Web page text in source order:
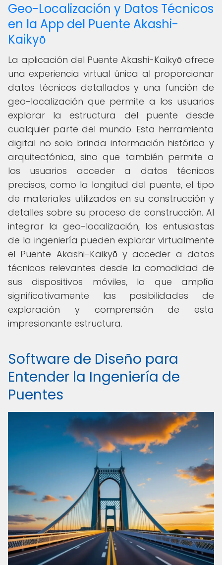
Geo-Localización y Datos Técnicos
en la App del Puente Akashi-
Kaikyō
La aplicación del Puente Akashi-Kaikyō ofrece
una experiencia virtual única al proporcionar
datos técnicos detallados y una función de
geo-localización que permite a los usuarios
explorar la estructura del puente desde
cualquier parte del mundo. Esta herramienta
digital no solo brinda información histórica y
arquitectónica, sino que también permite a
los usuarios acceder a datos técnicos
precisos, como la longitud del puente, el tipo
de materiales utilizados en su construcción y
detalles sobre su proceso de construcción. Al
integrar la geo-localización, los entusiastas
de la ingeniería pueden explorar virtualmente
el Puente Akashi-Kaikyō y acceder a datos
técnicos relevantes desde la comodidad de
sus dispositivos móviles, lo que amplía
significativamente las posibilidades de
exploración y comprensión de esta
impresionante estructura.
Software de Diseño para
Entender la Ingeniería de
Puentes